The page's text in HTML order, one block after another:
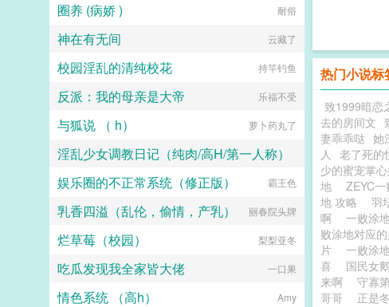
热门小说标
致1999暗恋
去的房间文
妻乖乖哒 她
人
老了死的
少的蜜宠掌
地
ZEYC
地 攻略
羽
啊
一败涂
败涂地对应
片
一败涂
喜
国民女
来啊
守寡
哥哥
正是
圈养 (病娇 )
耐俗
神在有无间 云藏了
校园淫乱的清纯校花 持竿钓鱼
反派：我的母亲是大帝 乐福不受
与狐说 （ h） 萝卜药丸了
淫乱少女调教日记（纯肉/高H/第一人称）
侜竹
娱乐圈的不正常系统（修正版） 霸王色
乳香四溢（乱伦，偷情，产乳） 丽春院头牌
烂草莓（校园） 梨梨亚冬
吃瓜发现我全家皆大佬 一口果
情色系统 （高h） Amy